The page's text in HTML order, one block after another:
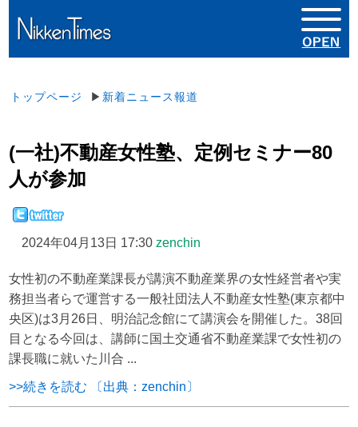
トップページ ▶ 新着ニュース報道
(一社)不動産女性塾、定例セミナー80
人が参加
2024年04月13日 17:30 zenchin
女性初の不動産業課長が講演不動産業界の女性経営者や実
務担当者らで運営する一般社団法人不動産女性塾(東京都中
央区)は3月26日、明治記念館にて講演会を開催した。38回
目となる今回は、講師に国土交通省不動産業課で女性初の
課長職に就いた川合 ...
>>続きを読む 〔出典：zenchin〕